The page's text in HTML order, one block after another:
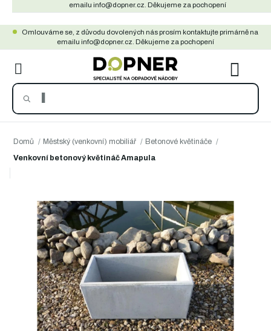
obsah
emailu info@dopner.cz. Děkujeme za pochopení
Omlouváme se, z důvodu dovolených nás prosím kontaktujte primárně na
emailu info@dopner.cz. Děkujeme za pochopení
KOŠÍK
Domů / Městský (venkovní) mobiliář / Betonové květináče /
Venkovní betonový květináč Amapula